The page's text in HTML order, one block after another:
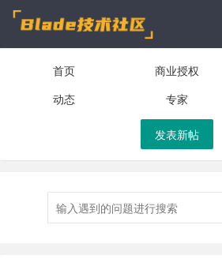
首页 商业授权
动态
专家
发表新帖